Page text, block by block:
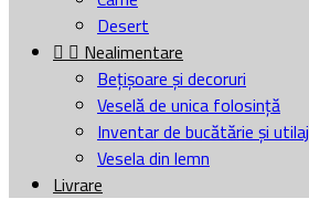
Desert
  Nealimentare
Bețișoare și decoruri
Veselă de unica folosință
Inventar de bucătărie și utilaj
Vesela din lemn
Livrare